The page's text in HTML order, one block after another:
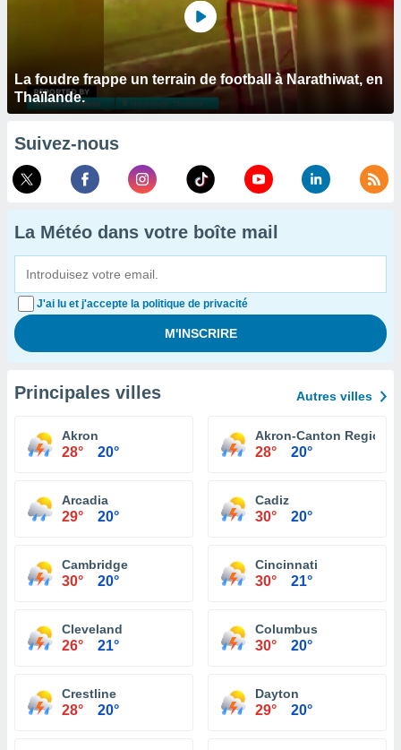
La foudre frappe un terrain de football à Narathiwat, en
Thaïlande.
Suivez-nous
La Météo dans votre boîte mail
J'ai lu et j'accepte la politique de privacité
Principales villes Autres villes
Akron
28° 20°
Akron-Canton
28° 20°
Arcadia
29° 20°
Cadiz
30° 20°
Cambridge
30° 20°
Cincinnati
30° 21°
Cleveland
26° 21°
Columbus
30° 20°
Crestline
28° 20°
Dayton
29° 20°